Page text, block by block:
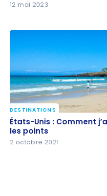
12 mai 2023
États-Unis : Comment
points
DESTINATIONS
États-Unis : Comment
les points
2 octobre 2021